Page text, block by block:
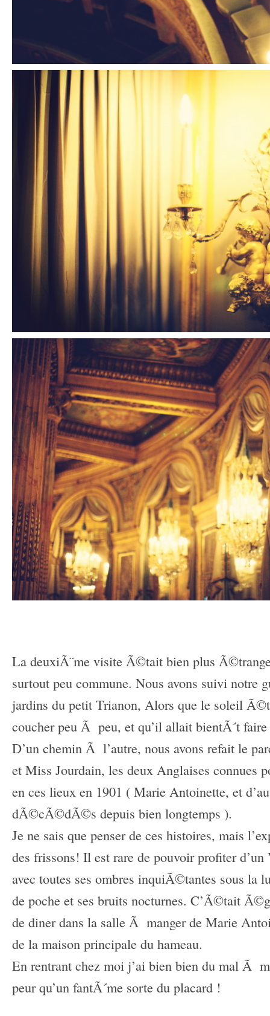
La deuxiÃ¨me visite Ã©tait bien plus
surtout peu commune. Nous avons suivi notre
jardins du petit Trianon, Alors que le soleil
coucher peu Ã peu, et qu’il allait bientÃ´t
D’un chemin Ã l’autre, nous avons refait le
et Miss Jourdain, les deux Anglaises connues
en ces lieux en 1901 ( Marie Antoinette, et
dÃ©cÃ©dÃ©s depuis bien longtemps ).
Je ne sais que penser de ces histoires, mais
des frissons! Il est rare de pouvoir profiter
avec toutes ses ombres inquiÃ©tantes sous la
de poche et ses bruits nocturnes. C’Ã©tait
de diner dans la salle Ã manger de Marie
de la maison principale du hameau.
En rentrant chez moi j’ai bien bien du mal Ã
peur qu’un fantÃ´me sorte du placard !